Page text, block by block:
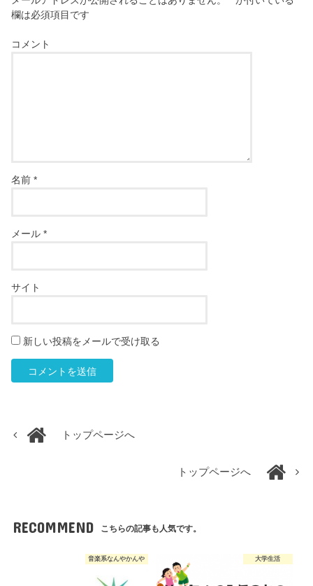
欄は必須項目です
コメント
名前*
メール*
サイト
新しい投稿をメールで受け取る
トップページへ
トップページへ
RECOMMEND こちらの記事も人気です。
音楽系なんやかんや 大学生活